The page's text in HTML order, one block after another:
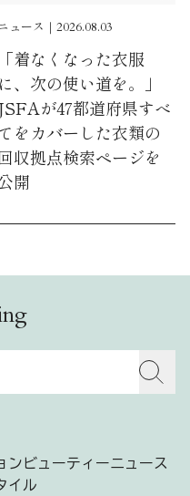
ュース｜2026.08.03
「着なくなった衣服
に、次の使い道を。」
が47都道府県すべ
てをカバーした衣類の
回収拠点検索ページを
開
ンビューティーニュース
イル